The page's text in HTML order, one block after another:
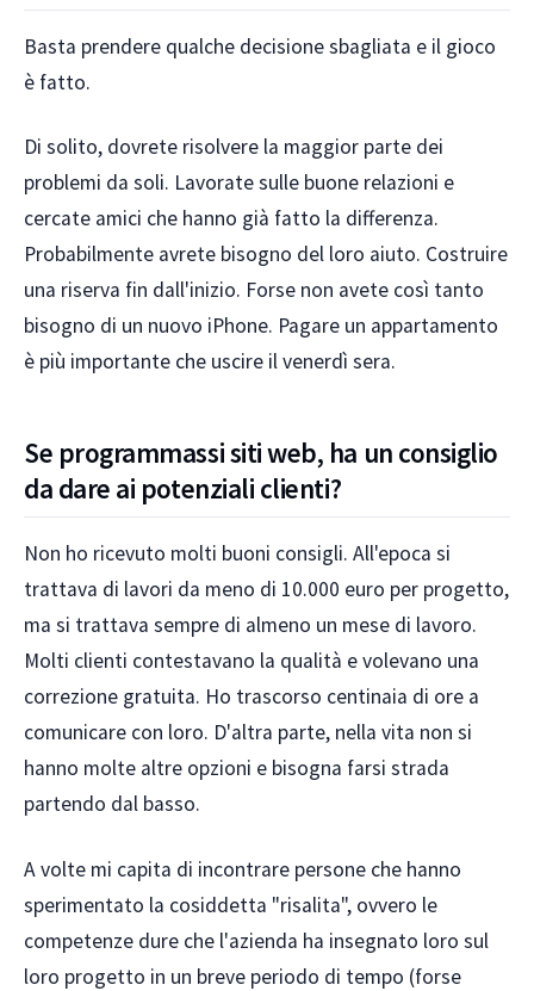
Basta prendere qualche decisione sbagliata e il gioco
è fatto.
Di solito, dovrete risolvere la maggior parte dei
problemi da soli. Lavorate sulle buone relazioni e
cercate amici che hanno già fatto la differenza.
Probabilmente avrete bisogno del loro aiuto. Costruire
una riserva fin dall'inizio. Forse non avete così tanto
bisogno di un nuovo iPhone. Pagare un appartamento
è più importante che uscire il venerdì sera.
Se programmassi siti web, ha un consiglio
da dare ai potenziali clienti?
Non ho ricevuto molti buoni consigli. All'epoca si
trattava di lavori da meno di 10.000 euro per progetto,
ma si trattava sempre di almeno un mese di lavoro.
Molti clienti contestavano la qualità e volevano una
correzione gratuita. Ho trascorso centinaia di ore a
comunicare con loro. D'altra parte, nella vita non si
hanno molte altre opzioni e bisogna farsi strada
partendo dal basso.
A volte mi capita di incontrare persone che hanno
sperimentato la cosiddetta "risalita", ovvero le
competenze dure che l'azienda ha insegnato loro sul
loro progetto in un breve periodo di tempo (forse